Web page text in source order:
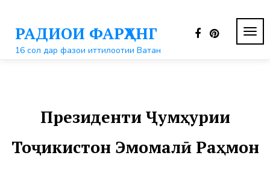
контентуРАДИОИ ФАРҲАНГ
16 сол дар фазои иттилоотии Ватан
Президенти Ҷумҳурии
Тоҷикистон Эмомалӣ Раҳмон